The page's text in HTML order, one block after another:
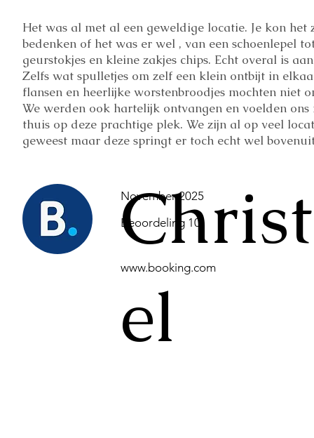
Het was al met al een geweldige locatie. Je kon het
bedenken of het was er wel , van een schoenlepel
geurstokjes en kleine zakjes chips. Echt overal is
Zelfs wat spulletjes om zelf een klein ontbijt in
flansen en heerlijke worstenbroodjes mochten niet
We werden ook hartelijk ontvangen en voelden ons
thuis op deze prachtige plek. We zijn al op veel
geweest maar deze springt er toch echt wel
Christ
el
November 2025
Beoordeling 10
www.booking.com